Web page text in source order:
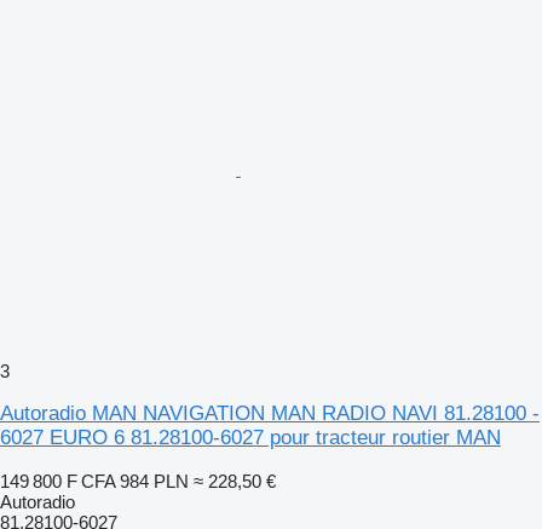
3
Autoradio MAN NAVIGATION MAN RADIO NAVI 81.28100 -
6027 EURO 6 81.28100-6027 pour tracteur routier MAN
149 800 F CFA 984 PLN ≈ 228,50 €
Autoradio
81.28100-6027